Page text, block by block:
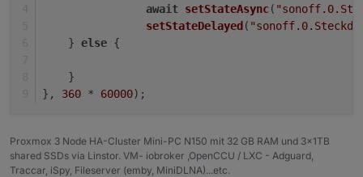
await setStateAsync(
setStateDelayed (
    }
else {
    }
}, 360 * 60000);
Proxmox 3 Node HA-Cluster Mini-PC N150 mit 32 GB RAM und 3x1TB
shared SSDs via Linstor. VM- iobroker ,OpenCCU / LXC - Adguard,
Traccar, iSpy, Fileserver (emby, MiniDLNA)...etc.